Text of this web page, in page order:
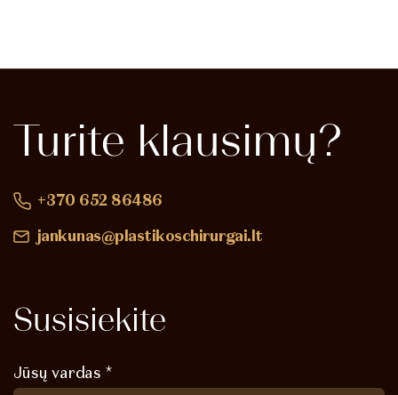
Turite klausimų?
+370 652 86486
jankunas@plastikoschirurgai.lt
Susisiekite
Jūsų vardas *